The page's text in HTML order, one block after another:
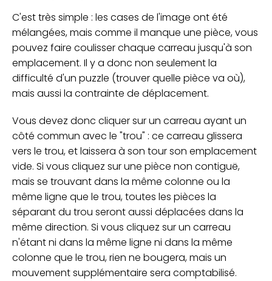
C'est très simple : les cases de l'image ont été
mélangées, mais comme il manque une pièce, vous
pouvez faire coulisser chaque carreau jusqu'à son
emplacement. Il y a donc non seulement la
difficulté d'un puzzle (trouver quelle pièce va où),
mais aussi la contrainte de déplacement.
Vous devez donc cliquer sur un carreau ayant un
côté commun avec le "trou" : ce carreau glissera
vers le trou, et laissera à son tour son emplacement
vide. Si vous cliquez sur une pièce non contiguë,
mais se trouvant dans la même colonne ou la
même ligne que le trou, toutes les pièces la
séparant du trou seront aussi déplacées dans la
même direction. Si vous cliquez sur un carreau
n'étant ni dans la même ligne ni dans la même
colonne que le trou, rien ne bougera, mais un
mouvement supplémentaire sera comptabilisé.